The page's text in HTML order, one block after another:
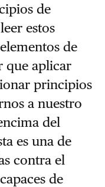
de
estos
de
que aplicar
principios
a nuestro
del
es una de
contra el
de